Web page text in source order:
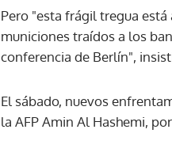
Pero "esta frágil tregua
municiones traídos a los
conferencia de Berlín",
El sábado, nuevos
la AFP Amin Al Hashemi,